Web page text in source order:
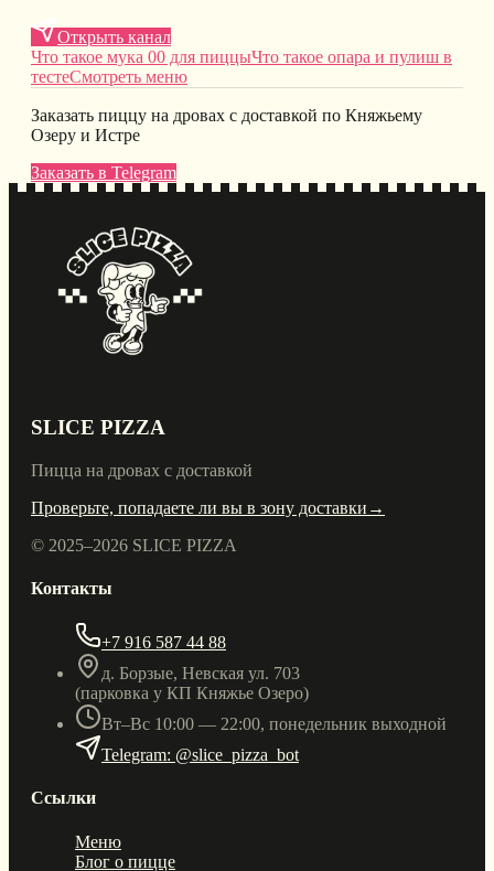
Открыть канал
Что такое мука 00 для пиццыЧто такое опара и пулиш в
тестеСмотреть меню
Заказать пиццу на дровах с доставкой по Княжьему
Озеру и Истре
Заказать в Telegram
SLICE PIZZA
Пицца на дровах с доставкой
Проверьте, попадаете ли вы в зону доставки →
© 2025–2026 SLICE PIZZA
Контакты
+7 916 587 44 88
д. Борзые, Невская ул. 703
(парковка у КП Княжье Озеро)
Вт–Вс 10:00 — 22:00, понедельник выходной
Telegram: @slice_pizza_bot
Ссылки
Меню
Блог о пицце